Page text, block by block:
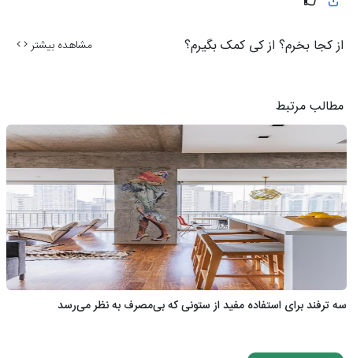
از کجا بخرم؟ از کی کمک بگیرم؟ مشاهده بیشتر
مطالب مرتبط
سه ترفند برای استفاده مفید از ستونی که بی‌مصرف به نظر می‌رسد